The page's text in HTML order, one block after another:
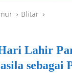
Blitar
Lahir
sebagai